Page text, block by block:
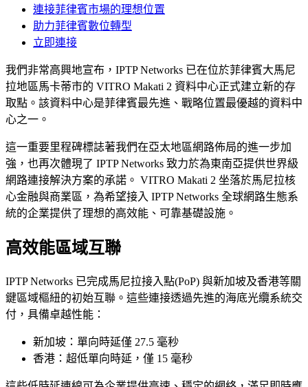
連接菲律賓市場的理想位置
助力菲律賓數位轉型
立即連接
我們非常高興地宣布，IPTP Networks 已在位於菲律賓大馬尼
拉地區馬卡蒂市的 VITRO Makati 2 資料中心正式建立新的存
取點。該資料中心是菲律賓最先進、戰略位置最優越的資料中
心之一。
這一重要里程碑標誌著我們在亞太地區網路佈局的進一步加
強，也再次體現了 IPTP Networks 致力於為東南亞提供世界級
網路連接解決方案的承諾。 VITRO Makati 2 坐落於馬尼拉核
心金融與商業區，為希望接入 IPTP Networks 全球網路生態系
統的企業提供了理想的高效能、可靠基礎設施。
高效能區域互聯
IPTP Networks 已完成馬尼拉接入點(PoP) 與新加坡及香港等關
鍵區域樞紐的初始互聯。這些連接透過先進的海底光纜系統交
付，具備卓越性能：
新加坡：單向時延僅 27.5 毫秒
香港：超低單向時延，僅 15 毫秒